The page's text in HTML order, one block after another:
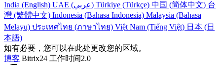
India (English)
UAE (عربي) Türkiye (Türkçe) 中国 (简体中文) 台
灣 (繁體中文) Indonesia (Bahasa Indonesia) Malaysia (Bahasa
Melayu) ประเทศไทย (ภาษาไทย) Việt Nam (Tiếng Việt) 日本 (日
本語)
如有必要，您可以在此处更改您的区域。
博客 Bitrix24 工作时间2.0